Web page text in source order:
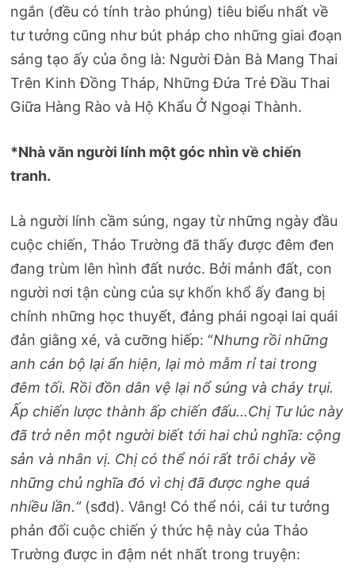
ngắn (đều có tính trào phúng) tiêu biểu nhất về
tư tưởng cũng như bút pháp cho những giai đoạn
sáng tạo ấy của ông là: Người Đàn Bà Mang Thai
Trên Kinh Đồng Tháp, Những Đứa Trẻ Đầu Thai
Giữa Hàng Rào và Hộ Khẩu Ở Ngoại Thành.
*Nhà văn người lính một góc nhìn về chiến
tranh.
Là người lính cầm súng, ngay từ những ngày đầu
cuộc chiến, Thảo Trường đã thấy được đêm đen
đang trùm lên hình đất nước. Bởi mảnh đất, con
người nơi tận cùng của sự khốn khổ ấy đang bị
chính những học thuyết, đảng phái ngoại lai quái
đản giằng xé, và cưỡng hiếp: “Nhưng rồi những
anh cán bộ lại ẩn hiện, lại mò mẫm rỉ tai trong
đêm tối. Rồi đồn dân vệ lại nổ súng và cháy trụi.
Ấp chiến lược thành ấp chiến đấu…Chị Tư lúc này
đã trở nên một người biết tới hai chủ nghĩa: cộng
sản và nhân vị. Chị có thể nói rất trôi chảy về
những chủ nghĩa đó vì chị đã được nghe quá
nhiều lần.“ (sđd). Vâng! Có thể nói, cái tư tưởng
phản đối cuộc chiến ý thức hệ này của Thảo
Trường được in đậm nét nhất trong truyện: